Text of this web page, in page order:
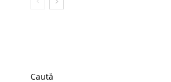
Caută